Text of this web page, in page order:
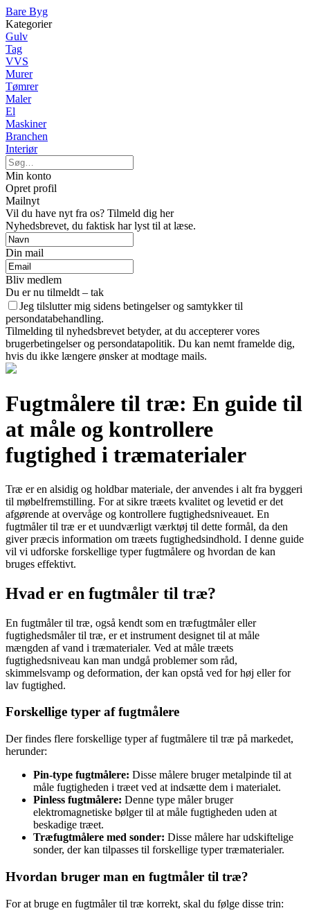
Bare Byg
Kategorier
Gulv
Tag
VVS
Murer
Tømrer
Maler
El
Maskiner
Branchen
Interiør
Min konto
Opret profil
Mailnyt
Vil du have nyt fra os? Tilmeld dig her
Nyhedsbrevet, du faktisk har lyst til at læse.
Din mail
Bliv medlem
Du er nu tilmeldt – tak
Jeg tilslutter mig sidens betingelser og samtykker til
persondatabehandling.
Tilmelding til nyhedsbrevet betyder, at du accepterer vores
brugerbetingelser og persondatapolitik. Du kan nemt framelde dig,
hvis du ikke længere ønsker at modtage mails.
Fugtmålere til træ: En guide til
at måle og kontrollere
fugtighed i træmaterialer
Træ er en alsidig og holdbar materiale, der anvendes i alt fra byggeri
til møbelfremstilling. For at sikre træets kvalitet og levetid er det
afgørende at overvåge og kontrollere fugtighedsniveauet. En
fugtmåler til træ er et uundværligt værktøj til dette formål, da den
giver præcis information om træets fugtighedsindhold. I denne guide
vil vi udforske forskellige typer fugtmålere og hvordan de kan
bruges effektivt.
Hvad er en fugtmåler til træ?
En fugtmåler til træ, også kendt som en træfugtmåler eller
fugtighedsmåler til træ, er et instrument designet til at måle
mængden af vand i træmaterialer. Ved at måle træets
fugtighedsniveau kan man undgå problemer som råd,
skimmelsvamp og deformation, der kan opstå ved for høj eller for
lav fugtighed.
Forskellige typer af fugtmålere
Der findes flere forskellige typer af fugtmålere til træ på markedet,
herunder:
Pin-type fugtmålere: Disse målere bruger metalpinde til at
måle fugtigheden i træet ved at indsætte dem i materialet.
Pinless fugtmålere: Denne type måler bruger
elektromagnetiske bølger til at måle fugtigheden uden at
beskadige træet.
Træfugtmålere med sonder: Disse målere har udskiftelige
sonder, der kan tilpasses til forskellige typer træmaterialer.
Hvordan bruger man en fugtmåler til træ?
For at bruge en fugtmåler til træ korrekt, skal du følge disse trin: